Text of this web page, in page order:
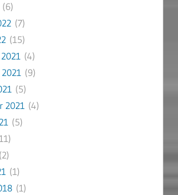
(7)
(15)
(4)
(9)
(5)
2021(4)
(5)
(1)
(1)